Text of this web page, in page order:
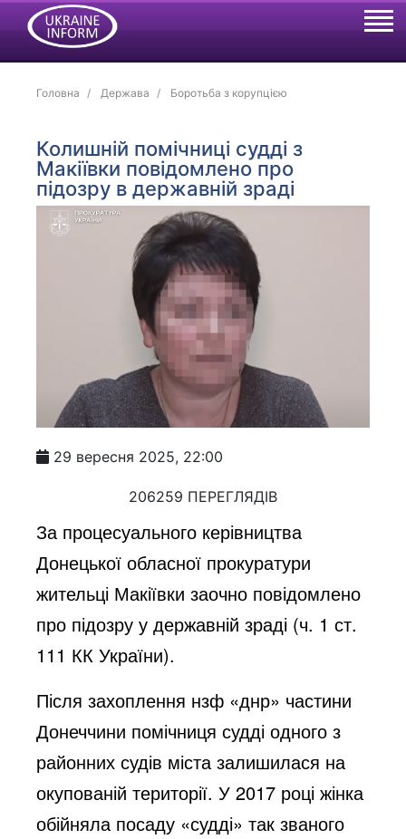
Головна Держава Боротьба з корупцією
Колишній помічниці судді з
Макіївки повідомлено про
підозру в державній зраді
29 вересня 2025, 22:00
206259 ПЕРЕГЛЯДІВ
За процесуального керівництва
Донецької обласної прокуратури
жительці Макіївки заочно повідомлено
про підозру у державній зраді (ч. 1 ст.
111 КК України).
Після захоплення нзф «днр» частини
Донеччини помічниця судді одного з
районних судів міста залишилася на
окупованій території. У 2017 році жінка
обійняла посаду «судді» так званого